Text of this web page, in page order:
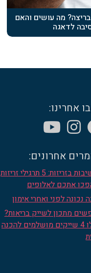
מה עושים והאם
לדאגה
אחרינו:
אחרונים:
החשיבות בזריזות: 5 תרגילי זריזות
אתכם לאלופים
נכונה לפני ואחרי אימון
מתכון לשייק בריאות?
קבלו 4 שייקים מושלמים להכנה